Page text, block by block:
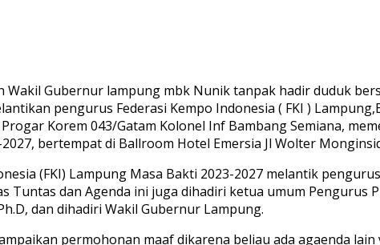
Gubernur lampung mbk Nunik tanpak hadir duduk
pengurus Federasi Kempo Indonesia ( FKI )
Korem 043/Gatam Kolonel Inf Bambang Semiana,
bertempat di Ballroom Hotel Emersia Jl Wolter
(FKI) Lampung Masa Bakti 2023-2027 melantik
dan Agenda ini juga dihadiri ketua umum Pengurus
dan dihadiri Wakil Gubernur Lampung.
permohonan maaf dikarena beliau ada agaenda